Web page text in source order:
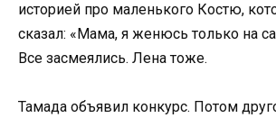
историей про маленького Костю,
сказал: «Мама, я женюсь только на
Все засмеялись. Лена тоже.
Тамада объявил конкурс. Потом